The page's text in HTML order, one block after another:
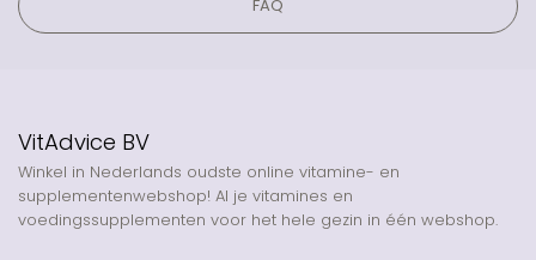
FAQ
VitAdvice BV
Winkel in Nederlands oudste online vitamine- en
supplementenwebshop! Al je vitamines en
voedingssupplementen voor het hele gezin in één webshop.